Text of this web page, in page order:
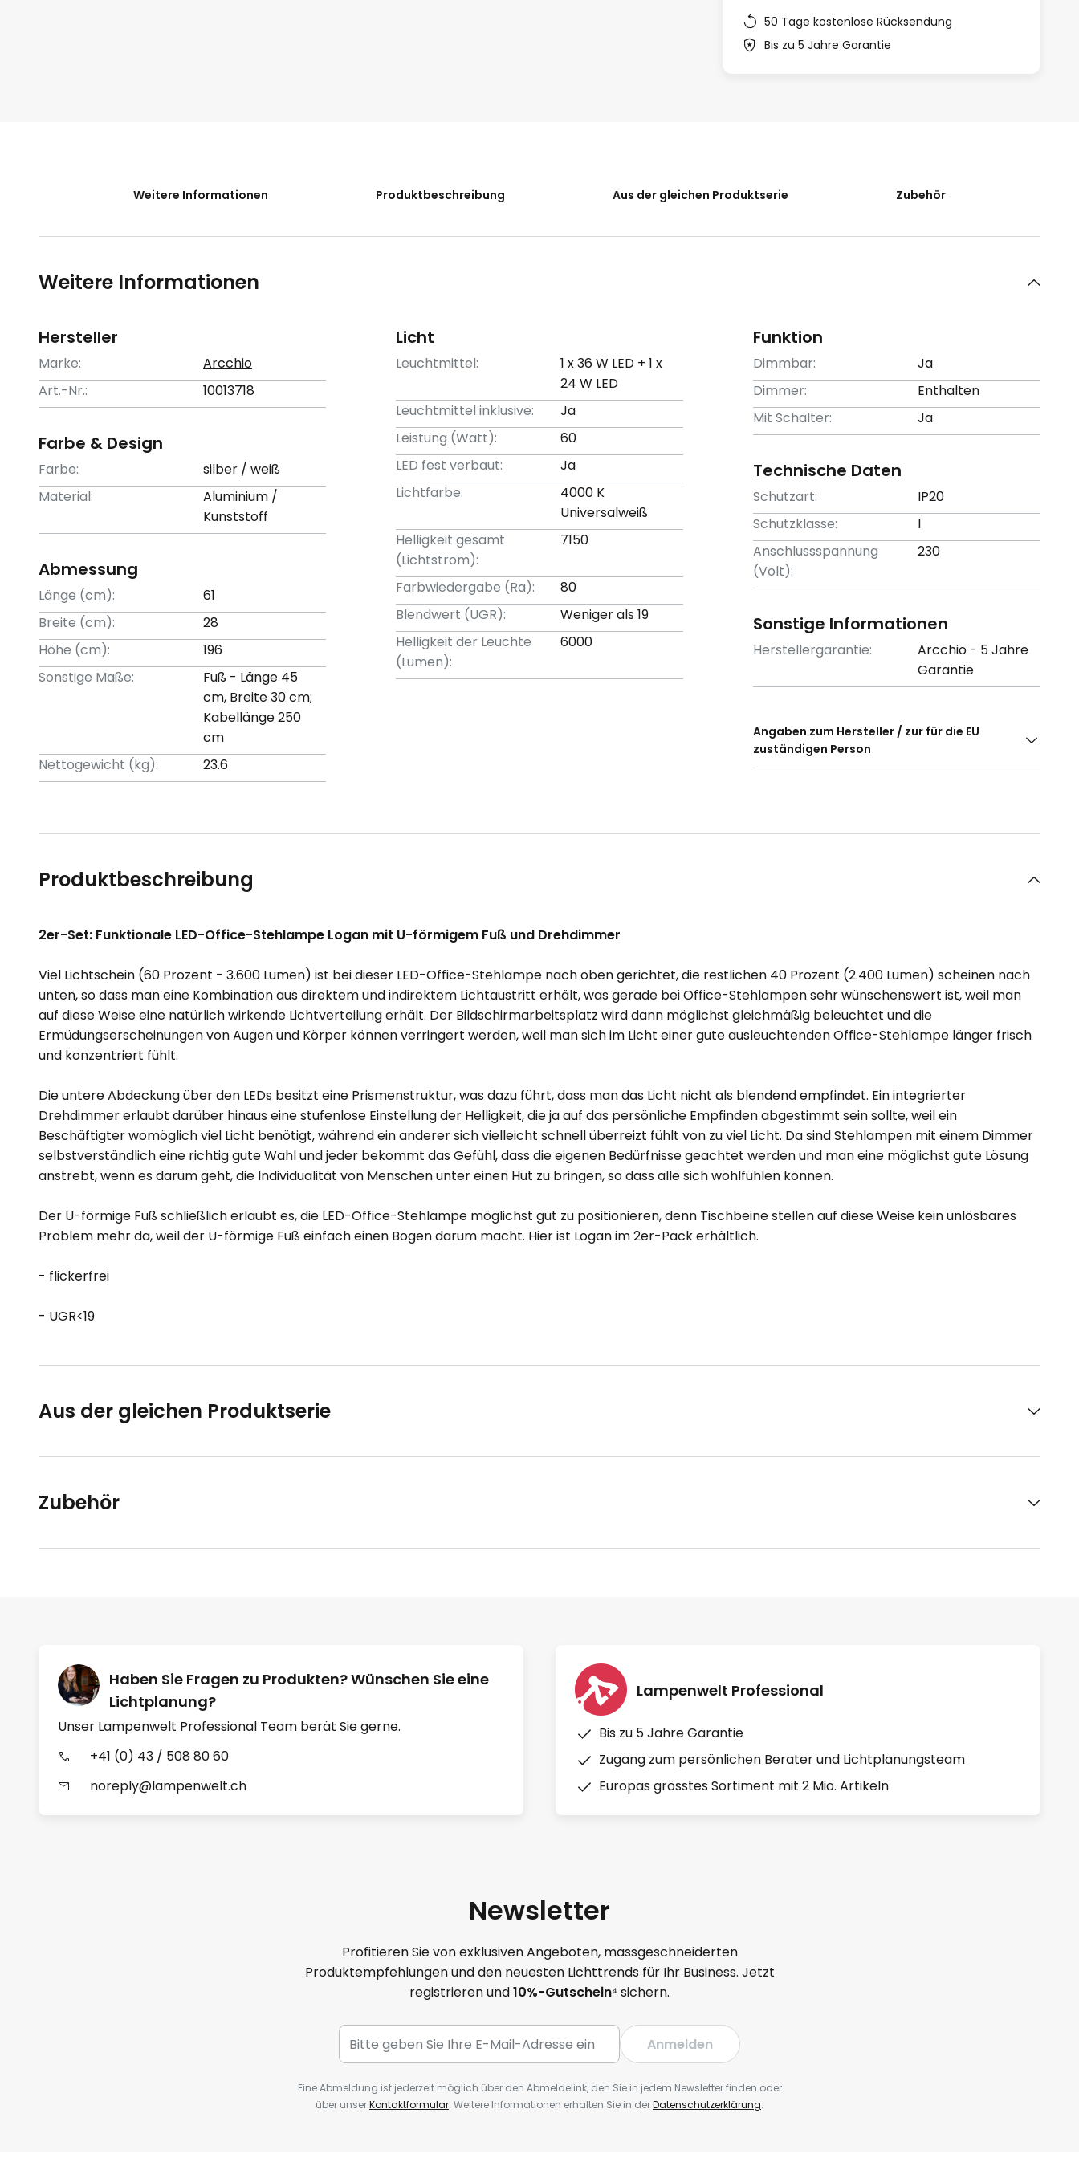
50 Tage kostenlose Rücksendung
Bis zu 5 Jahre Garantie
Weitere Informationen Produktbeschreibung Aus der gleichen Produktserie Zubehör
Weitere Informationen
Hersteller
Marke:
Arcchio
Art.-Nr.:
10013718
Farbe & Design
Farbe:
silber / weiß
Material:
Aluminium /
Kunststoff
Abmessung
Länge (cm):
61
Breite (cm):
28
Höhe (cm):
196
Sonstige Maße:
Fuß - Länge 45
cm, Breite 30 cm;
Kabellänge 250
cm
Nettogewicht (kg):
23.6
Licht
Leuchtmittel:
1 x 36 W LED + 1 x
24 W LED
Leuchtmittel inklusive:
Ja
Leistung (Watt):
60
LED fest verbaut:
Ja
Lichtfarbe:
4000 K
Universalweiß
Helligkeit gesamt
(Lichtstrom):
7150
Farbwiedergabe (Ra):
80
Blendwert (UGR):
Weniger als 19
Helligkeit der Leuchte
(Lumen):
6000
Funktion
Dimmbar:
Ja
Dimmer:
Enthalten
Mit Schalter:
Ja
Technische Daten
Schutzart:
IP20
Schutzklasse:
I
Anschlussspannung
(Volt):
230
Sonstige Informationen
Herstellergarantie:
Arcchio - 5 Jahre
Garantie
Angaben zum Hersteller / zur für die EU
zuständigen Person
Produktbeschreibung
2er-Set: Funktionale LED-Office-Stehlampe Logan mit U-förmigem Fuß und Drehdimmer
Viel Lichtschein (60 Prozent - 3.600 Lumen) ist bei dieser LED-Office-Stehlampe nach oben gerichtet, die restlichen 40 Prozent (2.400 Lumen) scheinen nach
unten, so dass man eine Kombination aus direktem und indirektem Lichtaustritt erhält, was gerade bei Office-Stehlampen sehr wünschenswert ist, weil man
auf diese Weise eine natürlich wirkende Lichtverteilung erhält. Der Bildschirmarbeitsplatz wird dann möglichst gleichmäßig beleuchtet und die
Ermüdungserscheinungen von Augen und Körper können verringert werden, weil man sich im Licht einer gute ausleuchtenden Office-Stehlampe länger frisch
und konzentriert fühlt.
Die untere Abdeckung über den LEDs besitzt eine Prismenstruktur, was dazu führt, dass man das Licht nicht als blendend empfindet. Ein integrierter
Drehdimmer erlaubt darüber hinaus eine stufenlose Einstellung der Helligkeit, die ja auf das persönliche Empfinden abgestimmt sein sollte, weil ein
Beschäftigter womöglich viel Licht benötigt, während ein anderer sich vielleicht schnell überreizt fühlt von zu viel Licht. Da sind Stehlampen mit einem Dimmer
selbstverständlich eine richtig gute Wahl und jeder bekommt das Gefühl, dass die eigenen Bedürfnisse geachtet werden und man eine möglichst gute Lösung
anstrebt, wenn es darum geht, die Individualität von Menschen unter einen Hut zu bringen, so dass alle sich wohlfühlen können.
Der U-förmige Fuß schließlich erlaubt es, die LED-Office-Stehlampe möglichst gut zu positionieren, denn Tischbeine stellen auf diese Weise kein unlösbares
Problem mehr da, weil der U-förmige Fuß einfach einen Bogen darum macht. Hier ist Logan im 2er-Pack erhältlich.
- flickerfrei
- UGR<19
Aus der gleichen Produktserie
Zubehör
Haben Sie Fragen zu Produkten? Wünschen Sie eine
Lichtplanung?
Unser Lampenwelt Professional Team berät Sie gerne.
+41 (0) 43 / 508 80 60
noreply@lampenwelt.ch
Lampenwelt Professional
Bis zu 5 Jahre Garantie
Zugang zum persönlichen Berater und Lichtplanungsteam
Europas grösstes Sortiment mit 2 Mio. Artikeln
Newsletter
Profitieren Sie von exklusiven Angeboten, massgeschneiderten
Produktempfehlungen und den neuesten Lichttrends für Ihr Business. Jetzt
registrieren und10%-Gutschein⁴ sichern.
Anmelden
Eine Abmeldung ist jederzeit möglich über den Abmeldelink, den Sie in jedem Newsletter finden oder
über unserKontaktformular. Weitere Informationen erhalten Sie in derDatenschutzerklärung.